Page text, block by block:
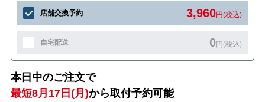
店舗交換予約 3,960円(税込)
自宅配送 0円(税込)
本日中のご注文で
最短8月17日(月)から取付予約可能